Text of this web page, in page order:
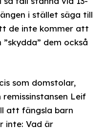
i stället säga till
de inte kommer att
”skydda” dem också
som domstolar,
Leif
att fängsla barn
inte: Vad är